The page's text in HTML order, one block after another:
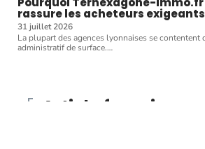
rassure les acheteurs
31 juillet 2026
La plupart des agences lyonnaises se contentent
administratif de surface.…
Article favori